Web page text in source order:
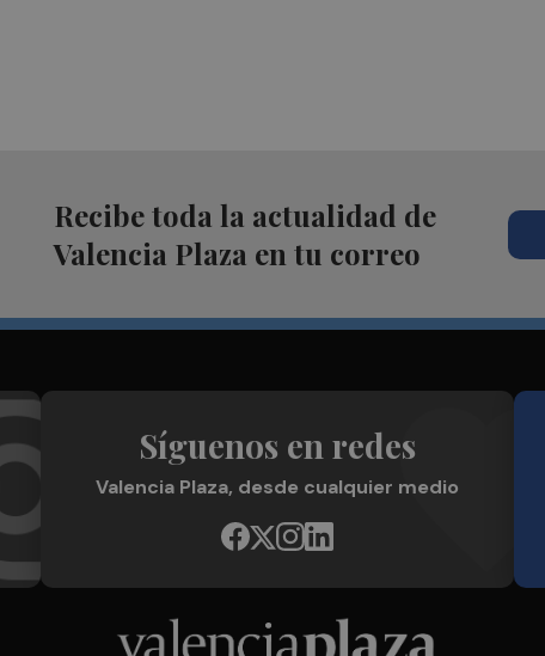
Recibe toda la actualidad de
Valencia Plaza en tu correo
Síguenos en redes
Valencia Plaza, desde cualquier medio